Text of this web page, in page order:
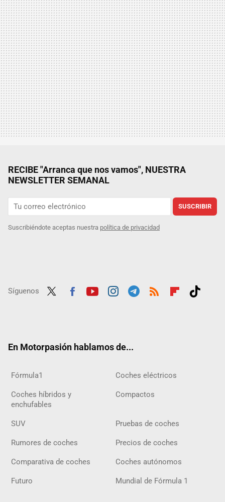
RECIBE "Arranca que nos vamos", NUESTRA
NEWSLETTER SEMANAL
SUSCRIBIR
Suscribiéndote aceptas nuestra política de privacidad
Síguenos
En Motorpasión hablamos de...
Fórmula1 Coches eléctricos
Coches híbridos y
enchufables
Compactos
SUV Pruebas de coches
Rumores de coches Precios de coches
Comparativa de coches Coches autónomos
Futuro Mundial de Fórmula 1